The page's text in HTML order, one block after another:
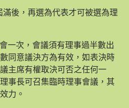
後，再選為代表才可被選為理
一次，會議須有理事過半數出
同意議決方為有效，如表決時
主席有權取決可否之任何一
事長可召集臨時理事會議，其
力。